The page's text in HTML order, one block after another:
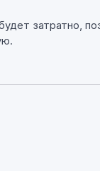
затратно,